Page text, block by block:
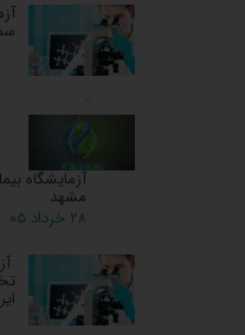
آزمایشگاه
مشهد
۲۸ خرداد ۰۵